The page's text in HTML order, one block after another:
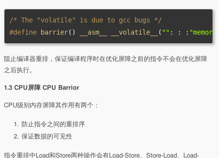
/* The "volatile" is due to gcc bugs */
#define barrier() __asm__ __volatile__ ( "" : : :
阻止编译器重排，保证编译程序时在优化屏障之前的指令不会在优化屏障
之后执行。
1.3 CPU屏障 CPU Barrior
CPU级别内存屏障其作用有两个：
防止指令之间的重排序
保证数据的可见性
指令重排中Load和Store两种操作会有Load-Store、Store-Load、Load-